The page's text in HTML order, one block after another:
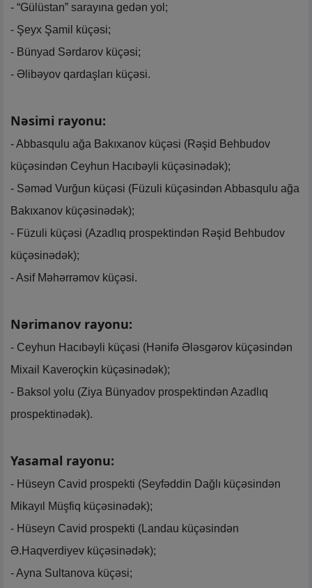
- “Gülüstan” sarayına gedən yol;
- Şeyx Şamil küçəsi;
- Bünyad Sərdarov küçəsi;
- Əlibəyov qardaşları küçəsi.
Nəsimi rayonu:
- Abbasqulu ağa Bakıxanov küçəsi (Rəşid Behbudov
küçəsindən Ceyhun Hacıbəyli küçəsinədək);
- Səməd Vurğun küçəsi (Füzuli küçəsindən Abbasqulu ağa
Bakıxanov küçəsinədək);
- Füzuli küçəsi (Azadlıq prospektindən Rəşid Behbudov
küçəsinədək);
- Asif Məhərrəmov küçəsi.
Nərimanov rayonu:
- Ceyhun Hacıbəyli küçəsi (Hənifə Ələsgərov küçəsindən
Mixail Kaveroçkin küçəsinədək);
- Baksol yolu (Ziya Bünyadov prospektindən Azadlıq
prospektinədək).
Yasamal rayonu:
- Hüseyn Cavid prospekti (Seyfəddin Dağlı küçəsindən
Mikayıl Müşfiq küçəsinədək);
- Hüseyn Cavid prospekti (Landau küçəsindən
Ə.Haqverdiyev küçəsinədək);
- Ayna Sultanova küçəsi;